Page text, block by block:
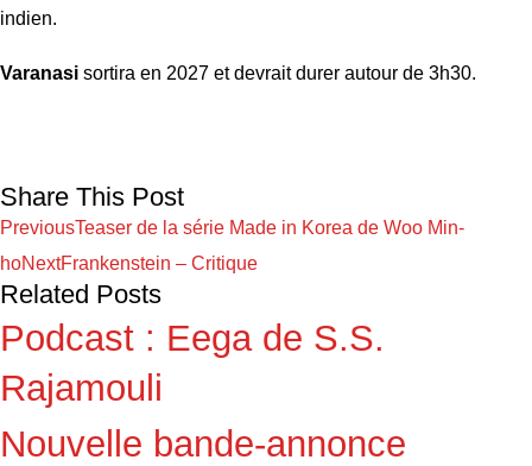
indien.
Varanasi sortira en 2027 et devrait durer autour de 3h30.
Share This Post
PreviousTeaser de la série Made in Korea de Woo Min-
hoNextFrankenstein – Critique
Related Posts
Podcast : Eega de S.S.
Rajamouli
Nouvelle bande-annonce